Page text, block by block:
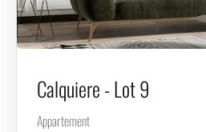
Calquiere - Lot 9
Appartement